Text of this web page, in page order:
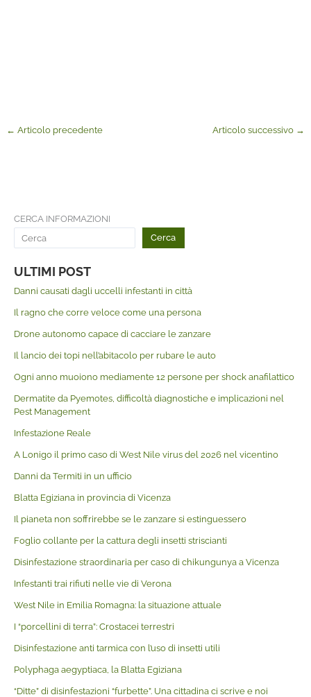
← Articolo precedente Articolo successivo →
CERCA INFORMAZIONI
Cerca
ULTIMI POST
Danni causati dagli uccelli infestanti in città
Il ragno che corre veloce come una persona
Drone autonomo capace di cacciare le zanzare
Il lancio dei topi nell’abitacolo per rubare le auto
Ogni anno muoiono mediamente 12 persone per shock anafilattico
Dermatite da Pyemotes, difficoltà diagnostiche e implicazioni nel
Pest Management
Infestazione Reale
A Lonigo il primo caso di West Nile virus del 2026 nel vicentino
Danni da Termiti in un ufficio
Blatta Egiziana in provincia di Vicenza
Il pianeta non soffrirebbe se le zanzare si estinguessero
Foglio collante per la cattura degli insetti striscianti
Disinfestazione straordinaria per caso di chikungunya a Vicenza
Infestanti trai rifiuti nelle vie di Verona
West Nile in Emilia Romagna: la situazione attuale
I “porcellini di terra”: Crostacei terrestri
Disinfestazione anti tarmica con l’uso di insetti utili
Polyphaga aegyptiaca, la Blatta Egiziana
“Ditte” di disinfestazioni “furbette”. Una cittadina ci scrive e noi